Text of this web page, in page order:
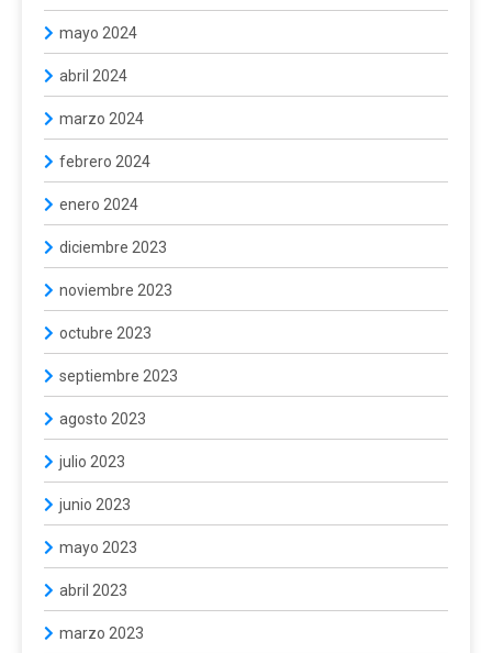
mayo 2024
abril 2024
marzo 2024
febrero 2024
enero 2024
diciembre 2023
noviembre 2023
octubre 2023
septiembre 2023
agosto 2023
julio 2023
junio 2023
mayo 2023
abril 2023
marzo 2023